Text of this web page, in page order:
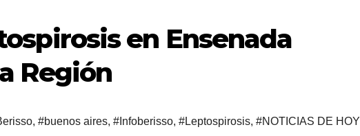
en Ensenada
Región
, #buenos aires, #Infoberisso, #Leptospirosis, #NOTICIAS DE HOY